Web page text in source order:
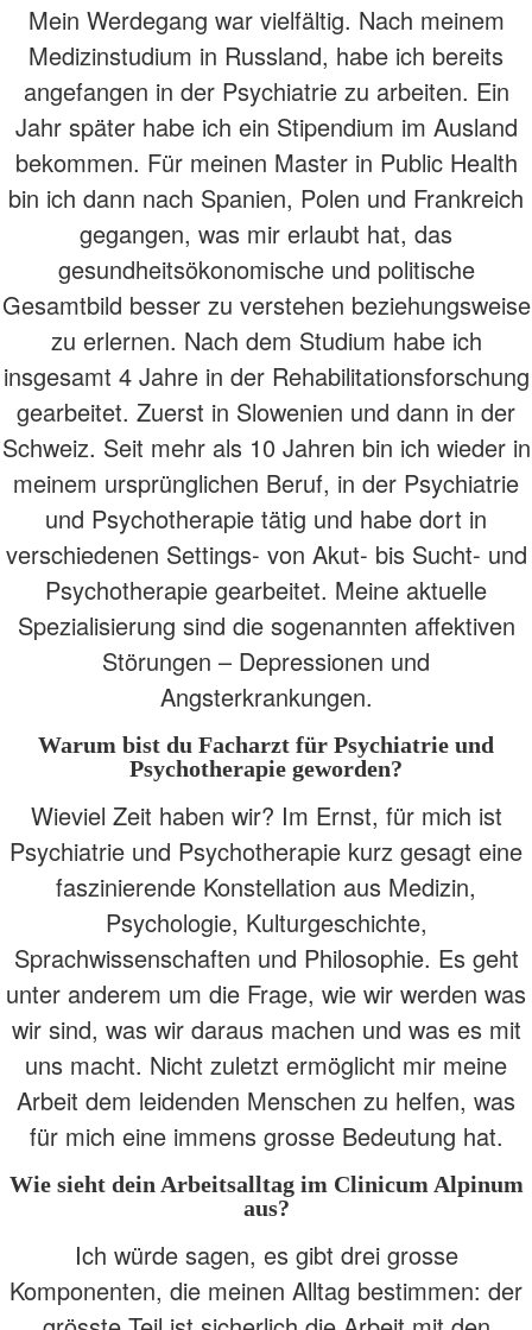
Mein Werdegang war vielfältig. Nach meinem
Medizinstudium in Russland, habe ich bereits
angefangen in der Psychiatrie zu arbeiten. Ein
Jahr später habe ich ein Stipendium im Ausland
bekommen. Für meinen Master in Public Health
bin ich dann nach Spanien, Polen und Frankreich
gegangen, was mir erlaubt hat, das
gesundheitsökonomische und politische
Gesamtbild besser zu verstehen beziehungsweise
zu erlernen. Nach dem Studium habe ich
insgesamt 4 Jahre in der Rehabilitationsforschung
gearbeitet. Zuerst in Slowenien und dann in der
Schweiz. Seit mehr als 10 Jahren bin ich wieder in
meinem ursprünglichen Beruf, in der Psychiatrie
und Psychotherapie tätig und habe dort in
verschiedenen Settings- von Akut- bis Sucht- und
Psychotherapie gearbeitet. Meine aktuelle
Spezialisierung sind die sogenannten affektiven
Störungen – Depressionen und
Angsterkrankungen.
Warum bist du Facharzt für Psychiatrie und
Psychotherapie geworden?
Wieviel Zeit haben wir? Im Ernst, für mich ist
Psychiatrie und Psychotherapie kurz gesagt eine
faszinierende Konstellation aus Medizin,
Psychologie, Kulturgeschichte,
Sprachwissenschaften und Philosophie. Es geht
unter anderem um die Frage, wie wir werden was
wir sind, was wir daraus machen und was es mit
uns macht. Nicht zuletzt ermöglicht mir meine
Arbeit dem leidenden Menschen zu helfen, was
für mich eine immens grosse Bedeutung hat.
Wie sieht dein Arbeitsalltag im Clinicum Alpinum
aus?
Ich würde sagen, es gibt drei grosse
Komponenten, die meinen Alltag bestimmen: der